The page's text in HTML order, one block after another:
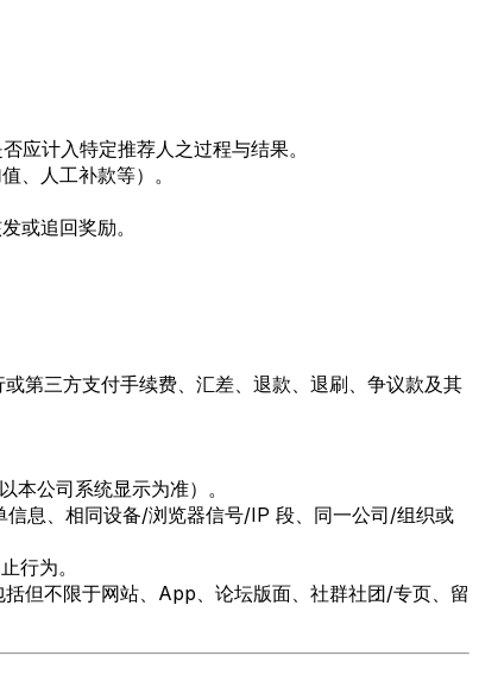
应计入特定推荐人之过程与结果。
、人工补款等）。
或追回奖励。
第三方支付手续费、汇差、退款、退刷、争议款及其
本公司系统显示为准）。
信息、相同设备/浏览器信号/IP 段、同一公司/组织或
行为。
但不限于网站、App、论坛版面、社群社团/专页、留